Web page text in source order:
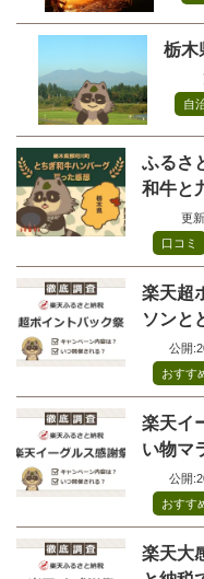
栃木
自
ふるさ
和牛と
更
口コミ
楽天超
ソンと
公開
おすす
楽天イ
い物マ
公開
おすす
楽天大